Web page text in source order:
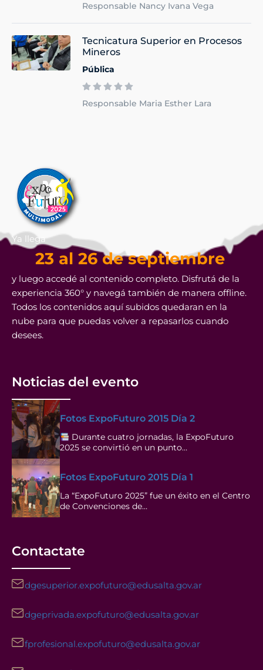
Responsable Nancy Ivana Vega
Tecnicatura Superior en Procesos
Mineros
Pública
Responsable Maria Esther Lara
Ya llega
23 al 26 de septiembre
y luego accedé al contenido completo. Disfrutá de la
experiencia 360° y navegá también de manera offline.
Todos los contenidos aquí subidos quedaran en la
nube para que puedas volver a repasarlos cuando
desees.
Noticias del evento
Fotos ExpoFuturo 2015 Día 2
Durante cuatro jornadas, la ExpoFuturo
2025 se convirtió en un punto…
Fotos ExpoFuturo 2015 Día 1
La “ExpoFuturo 2025” fue un éxito en el Centro
de Convenciones de…
Contactate
dgesuperior.expofuturo@edusalta.gov.ar
dgeprivada.expofuturo@edusalta.gov.ar
fprofesional.expofuturo@edusalta.gov.ar